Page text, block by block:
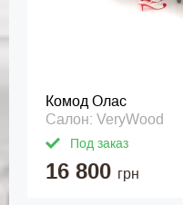
Комод Олас
Салон: VeryWood
Под заказ
16 800 грн